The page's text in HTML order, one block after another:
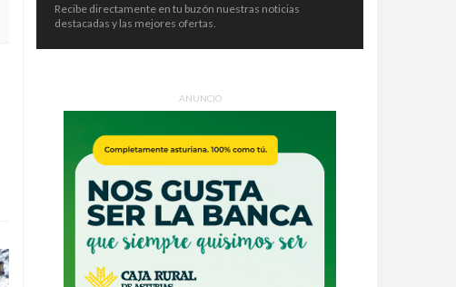
Recibe directamente en tu buzón nuestras noticias
destacadas y las mejores ofertas.
ANUNCIO